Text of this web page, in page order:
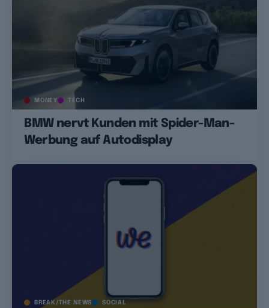
MONEY TECH
BMW nervt Kunden mit Spider-Man-
Werbung auf Autodisplay
BREAK/THE NEWS SOCIAL